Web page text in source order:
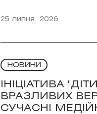
25 липня, 2026
НОВИНИ
ІНІЦІАТИВА
ВРАЗЛИВИХ
СУЧАСНІ